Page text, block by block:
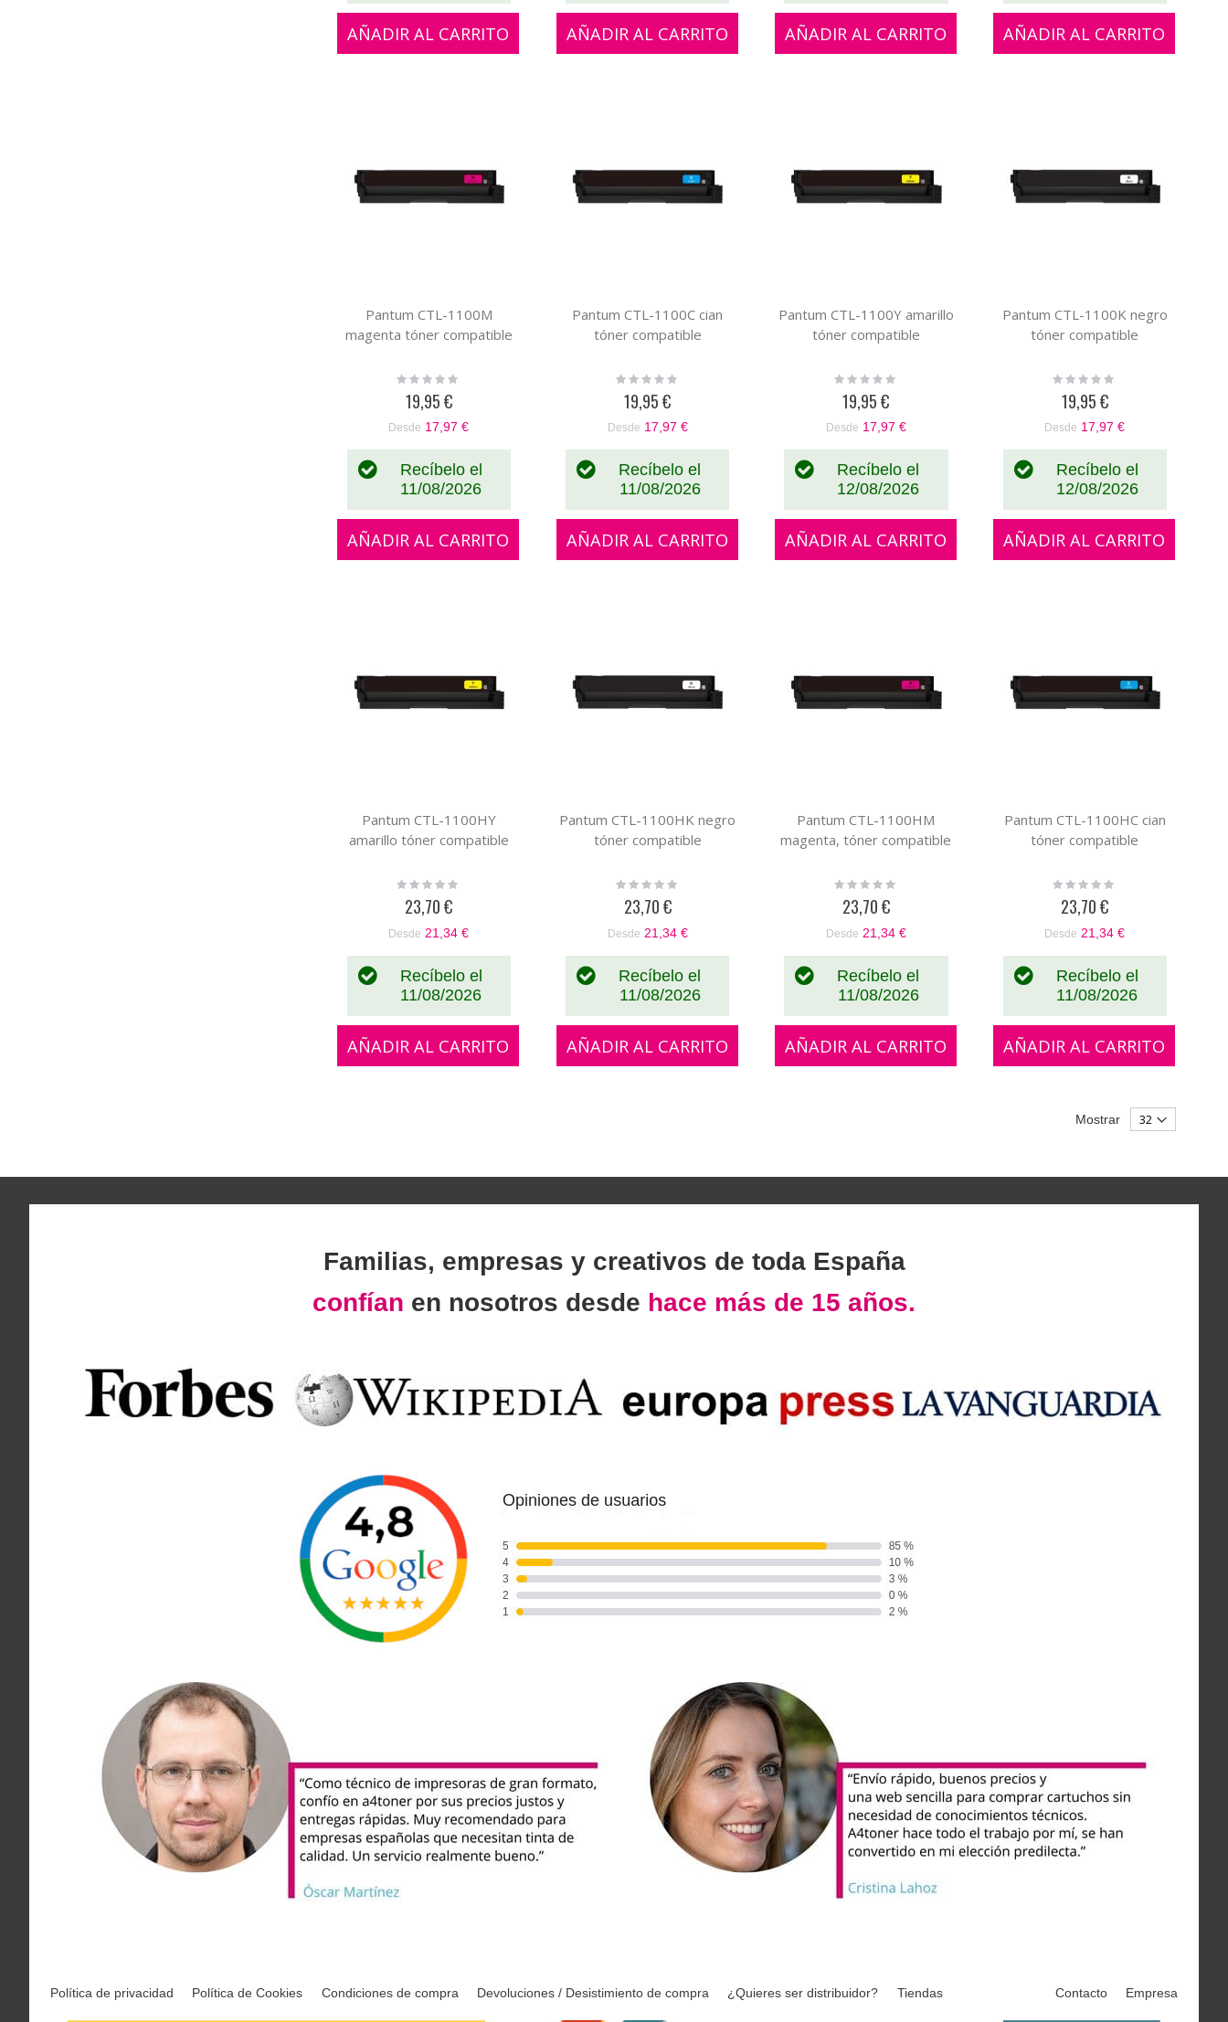
AÑADIR AL CARRITO AÑADIR AL CARRITO AÑADIR AL CARRITO AÑADIR AL CARRITO
Pantum CTL-1100M
magenta tóner compatible
Rating:
19,95 €
Desde 17,97 €
Recíbelo el
11/08/2026
AÑADIR AL CARRITO
Pantum CTL-1100C cian
tóner compatible
Rating:
19,95 €
Desde 17,97 €
Recíbelo el
11/08/2026
AÑADIR AL CARRITO
Pantum CTL-1100Y amarillo
tóner compatible
Rating:
19,95 €
Desde 17,97 €
Recíbelo el
12/08/2026
AÑADIR AL CARRITO
Pantum CTL-1100K negro
tóner compatible
Rating:
19,95 €
Desde 17,97 €
Recíbelo el
12/08/2026
AÑADIR AL CARRITO
Pantum CTL-1100HY
amarillo tóner compatible
Rating:
23,70 €
Desde 21,34 €
Recíbelo el
11/08/2026
AÑADIR AL CARRITO
Pantum CTL-1100HK negro
tóner compatible
Rating:
23,70 €
Desde 21,34 €
Recíbelo el
11/08/2026
AÑADIR AL CARRITO
Pantum CTL-1100HM
magenta, tóner compatible
Rating:
23,70 €
Desde 21,34 €
Recíbelo el
11/08/2026
AÑADIR AL CARRITO
Pantum CTL-1100HC cian
tóner compatible
Rating:
23,70 €
Desde 21,34 €
Recíbelo el
11/08/2026
AÑADIR AL CARRITO
Mostrar
Familias, empresas y creativos de toda España
confían en nosotros desde hace más de 15 años.
Política de privacidad Política de Cookies Condiciones de compra Devoluciones / Desistimiento de compra ¿Quieres ser distribuidor? Tiendas Contacto Empresa